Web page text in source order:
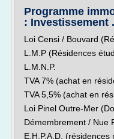
Programme
: Investissement
Loi Censi / Bouvard
L.M.P (Résidences
L.M.N.P.
TVA 7% (achat en
TVA 5,5% (achat en
Loi Pinel Outre-Mer
Démembrement / Nue
E.H.P.A.D. (résidences